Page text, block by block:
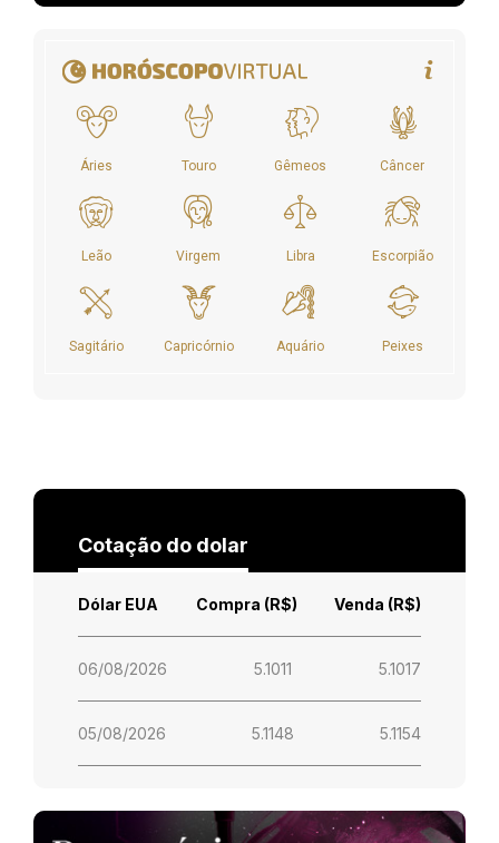
Cotação do dolar
Dólar EUA Compra (R$) Venda (R$)
06/08/2026 5.1011 5.1017
05/08/2026 5.1148 5.1154